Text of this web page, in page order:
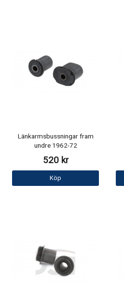
Länkarmsbussningar fram
undre 1962-72
520 kr
Köp